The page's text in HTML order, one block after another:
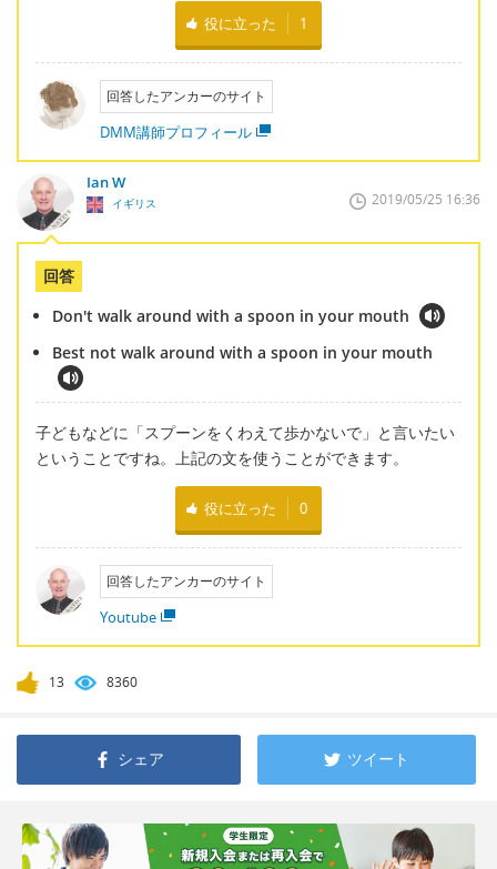
役に立った 1
回答したアンカーのサイト
DMM講師プロフィール
Ian W
イギリス 2019/05/25 16:36
回答
Don't walk around with a spoon in your mouth
Best not walk around with a spoon in your mouth
子どもなどに「スプーンをくわえて歩かないで」と言いたい
ということですね。上記の文を使うことができます。
役に立った 0
回答したアンカーのサイト
Youtube
13 8360
シェア ツイート